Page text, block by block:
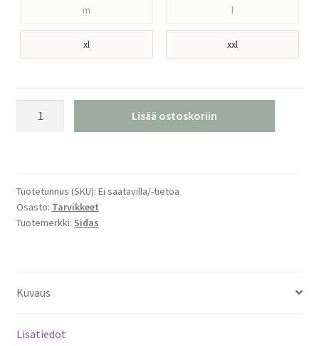
m l
xl xxl
määrä
Lisää ostoskoriin
Tuotetunnus (SKU): Ei saatavilla/-tietoa
Osasto: Tarvikkeet
Tuotemerkki: Sidas
Kuvaus
Lisätiedot